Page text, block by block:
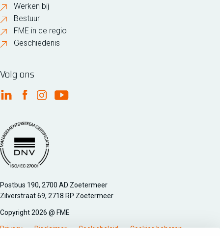
Werken bij
Bestuur
FME in de regio
Geschiedenis
Volg ons
FME Linkedin
FME Facebook
FME Instagram
FME Youtube
Managementsyteem certificatie DNV iso/iec 27001
Postbus 190, 2700 AD Zoetermeer
Zilverstraat 69, 2718 RP Zoetermeer
Copyright 2026 @ FME
Privacy Disclaimer Cookiebeleid Cookies beheren